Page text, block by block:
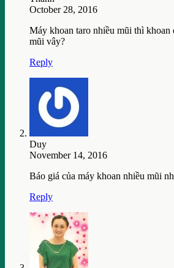
October 28, 2016
Máy khoan taro nhiều mũi thì khoan
mũi vây?
Reply
Duy
November 14, 2016
Báo giá của máy khoan nhiều mũi
Reply